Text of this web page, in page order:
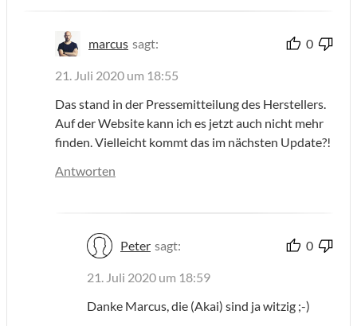
marcus sagt: 0
21. Juli 2020 um 18:55
Das stand in der Pressemitteilung des Herstellers.
Auf der Website kann ich es jetzt auch nicht mehr
finden. Vielleicht kommt das im nächsten Update?!
Antworten
Peter sagt: 0
21. Juli 2020 um 18:59
Danke Marcus, die (Akai) sind ja witzig ;-)